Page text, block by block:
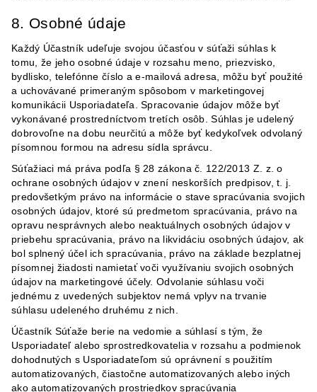
8. Osobné údaje
Každý Účastník udeľuje svojou účasťou v súťaži súhlas k
tomu, že jeho osobné údaje v rozsahu meno, priezvisko,
bydlisko, telefónne číslo a e-mailová adresa, môžu byť použité
a uchovávané primeraným spôsobom v marketingovej
komunikácii Usporiadateľa. Spracovanie údajov môže byť
vykonávané prostredníctvom tretích osôb. Súhlas je udelený
dobrovoľne na dobu neurčitú a môže byť kedykoľvek odvolaný
písomnou formou na adresu sídla správcu.
Súťažiaci má práva podľa § 28 zákona č. 122/2013 Z. z. o
ochrane osobných údajov v znení neskorších predpisov, t. j.
predovšetkým právo na informácie o stave spracúvania svojich
osobných údajov, ktoré sú predmetom spracúvania, právo na
opravu nesprávnych alebo neaktuálnych osobných údajov v
priebehu spracúvania, právo na likvidáciu osobných údajov, ak
bol splnený účel ich spracúvania, právo na základe bezplatnej
písomnej žiadosti namietať voči využívaniu svojich osobných
údajov na marketingové účely. Odvolanie súhlasu voči
jednému z uvedených subjektov nemá vplyv na trvanie
súhlasu udeleného druhému z nich.
Účastník Súťaže berie na vedomie a súhlasí s tým, že
Usporiadateľ alebo sprostredkovatelia v rozsahu a podmienok
dohodnutých s Usporiadateľom sú oprávnení s použitím
automatizovaných, čiastočne automatizovaných alebo iných
ako automatizovaných prostriedkov spracúvania